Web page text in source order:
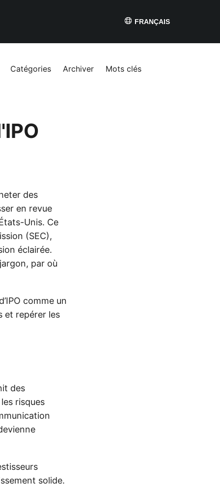
FRANÇAIS
Catégories Archiver Mots clés
des
en revue
Unis. Ce
(SEC),
éclairée.
par où
comme un
et repérer les
des
risques
solide.